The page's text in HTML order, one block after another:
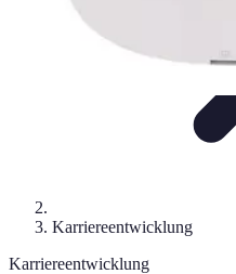
Karriereentwicklung
Karriereentwicklung